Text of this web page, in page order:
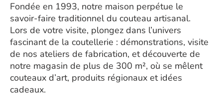
Fondée en 1993, notre maison perpétue le
savoir-faire traditionnel du couteau artisanal.
Lors de votre visite, plongez dans l’univers
fascinant de la coutellerie : démonstrations, visite
de nos ateliers de fabrication, et découverte de
notre magasin de plus de 300 m², où se mêlent
couteaux d’art, produits régionaux et idées
cadeaux.